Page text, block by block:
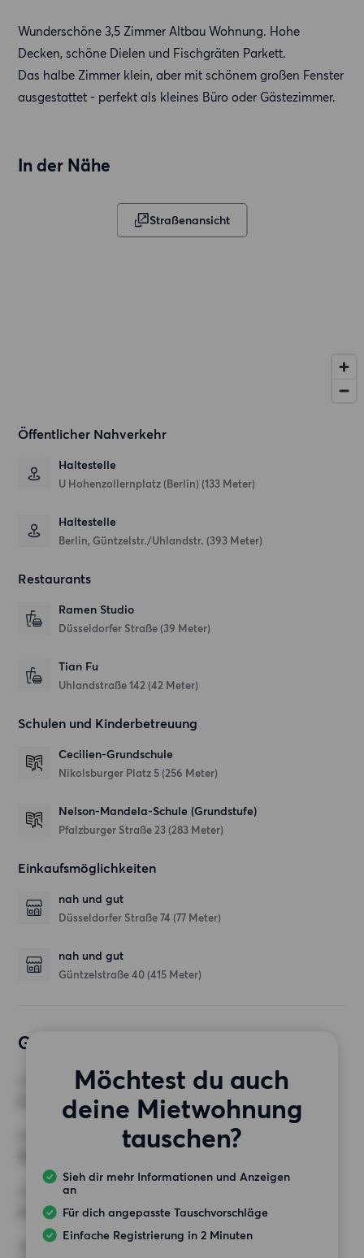
Wunderschöne 3,5 Zimmer Altbau Wohnung. Hohe
Decken, schöne Dielen und Fischgräten Parkett.
Das halbe Zimmer klein, aber mit schönem großen Fenster
ausgestattet - perfekt als kleines Büro oder Gästezimmer.
In der Nähe
Straßenansicht
Öffentlicher Nahverkehr
Haltestelle
U Hohenzollernplatz (Berlin) (133 Meter)
Haltestelle
Berlin, Güntzelstr./Uhlandstr. (393 Meter)
Restaurants
Ramen Studio
Düsseldorfer Straße (39 Meter)
Tian Fu
Uhlandstraße 142 (42 Meter)
Schulen und Kinderbetreuung
Cecilien-Grundschule
Nikolsburger Platz 5 (256 Meter)
Nelson-Mandela-Schule (Grundstufe)
Pfalzburger Straße 23 (283 Meter)
Einkaufsmöglichkeiten
nah und gut
Düsseldorfer Straße 74 (77 Meter)
nah und gut
Güntzelstraße 40 (415 Meter)
Gewünschte Wohnung
Möchtest du auch
deine Mietwohnung
tauschen?
Sieh dir mehr Informationen und Anzeigen
an
Für dich angepasste Tauschvorschläge
Einfache Registrierung in 2 Minuten
5 Zimmer
MINDESTANZAHL AN QUADRATMETERN
HÖCHSTMIETE (KALTMIETE)
2 500 EUR